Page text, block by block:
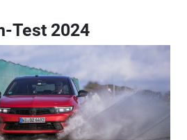
Test 2024